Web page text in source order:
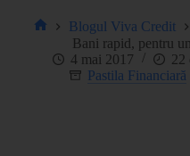
Blogul Viva Credit
Bani rapid, pentru
4 mai 2017
22
Pastila Financiară